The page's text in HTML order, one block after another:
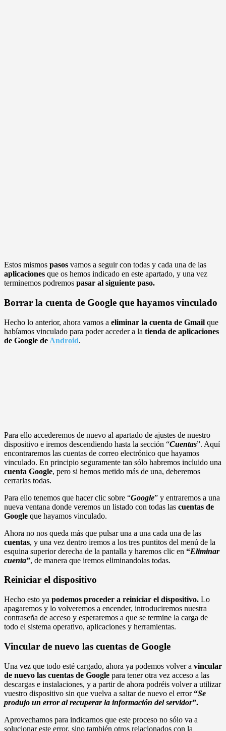
Estos mismos pasos vamos a seguir con todas y cada una de las
aplicaciones que os hemos indicado en este apartado, y una vez
terminemos podremos pasar al siguiente paso.
Borrar la cuenta de Google que hayamos vinculado
Hecho lo anterior, ahora vamos a eliminar la cuenta de Gmail que
habíamos vinculado para poder acceder a la tienda de aplicaciones
de Google de Android.
Para ello accederemos de nuevo al apartado de ajustes de nuestro
dispositivo e iremos descendiendo hasta la sección “Cuentas”. Aquí
encontraremos las cuentas de correo electrónico que hayamos
vinculado. En principio seguramente tan sólo habremos incluido una
cuenta Google, pero si hemos metido más de una, deberemos
cerrarlas todas.
Para ello tenemos que hacer clic sobre “Google” y entraremos a una
nueva ventana donde veremos un listado con todas las cuentas de
Google que hayamos vinculado.
Ahora no nos queda más que pulsar una a una cada una de las
cuentas, y una vez dentro iremos a los tres puntitos del menú de la
esquina superior derecha de la pantalla y haremos clic en “Eliminar
cuenta”, de manera que iremos eliminandolas todas.
Reiniciar el dispositivo
Hecho esto ya podemos proceder a reiniciar el dispositivo. Lo
apagaremos y lo volveremos a encender, introduciremos nuestra
contraseña de acceso y esperaremos a que se termine la carga de
todo el sistema operativo, aplicaciones y herramientas.
Vincular de nuevo las cuentas de Google
Una vez que todo esté cargado, ahora ya podemos volver a vincular
de nuevo las cuentas de Google para tener otra vez acceso a las
descargas e instalaciones, y a partir de ahora podréis volver a utilizar
vuestro dispositivo sin que vuelva a saltar de nuevo el error“Se
produjo un error al recuperar la información del servidor”.
Aprovechamos para indicarnos que este proceso no sólo va a
solucionar este error, sino también otros relacionados con la